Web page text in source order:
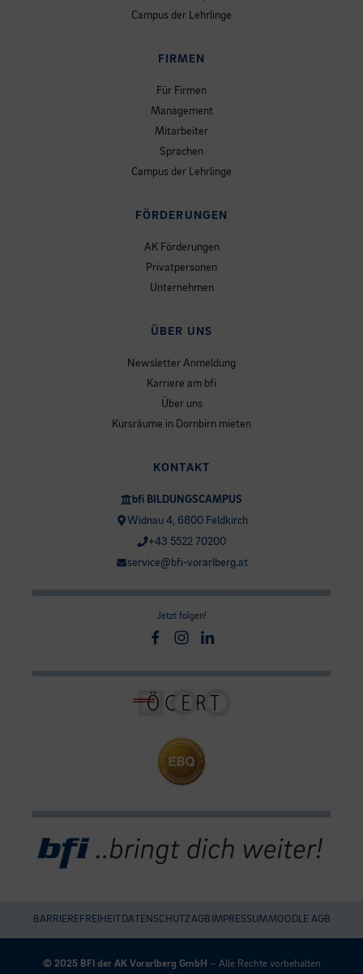
Campus der Lehrlinge
FIRMEN
Für Firmen
Management
Mitarbeiter
Sprachen
Campus der Lehrlinge
FÖRDERUNGEN
AK Förderungen
Privatpersonen
Unternehmen
ÜBER UNS
Newsletter Anmeldung
Karriere am bfi
Über uns
Kursräume in Dornbirn mieten
KONTAKT
bfi BILDUNGSCAMPUS
Widnau 4, 6800 Feldkirch
+43 5522 70200
service@bfi-vorarlberg.at
Jetzt folgen!
Facebook
Instagram
Linkedin
BARRIEREFREIHEIT DATENSCHUTZAGB IMPRESSUMMOODLE AGB
© 2025 BFI der AK Vorarlberg GmbH – Alle Rechte vorbehalten
mit